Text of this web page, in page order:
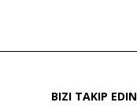
BIZI TAKIP EDIN